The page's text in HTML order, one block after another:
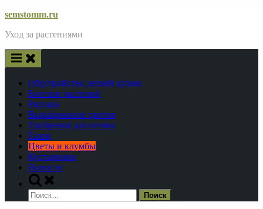
Skip
content
semstomm.ru
Уход за растениями
Обустройство летней кухни
Болезни растений
Рассада
Выращивание цветов
Удобрения для почвы
Газон
Цветы и клумбы
Кустарники
Новости
Toggle
search
form
Найти: